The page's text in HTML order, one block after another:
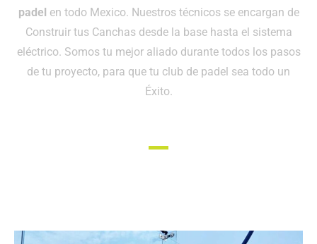
padel en todo Mexico. Nuestros técnicos se encargan de
Construir tus Canchas desde la base hasta el sistema
eléctrico. Somos tu mejor aliado durante todos los pasos
de tu proyecto, para que tu club de padel sea todo un
Éxito.